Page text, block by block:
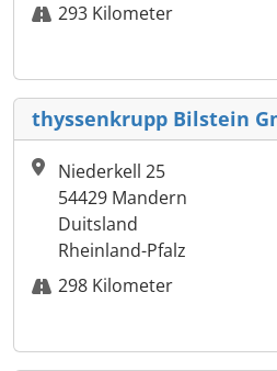
293 Kilometer
thyssenkrupp Bilstein
Niederkell 25
54429 Mandern
Duitsland
Rheinland-Pfalz
298 Kilometer